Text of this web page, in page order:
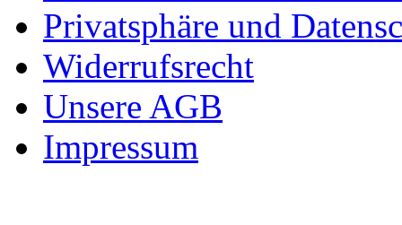
Privatsphäre und
Widerrufsrecht
Unsere AGB
Impressum